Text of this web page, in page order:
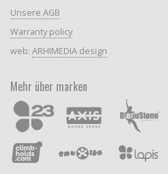
Unsere AGB
Warranty policy
web: ARHIMEDIA design
Mehr über marken